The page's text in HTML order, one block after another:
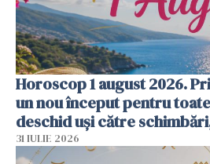
Horoscop 1 august 2026.
un nou început pentru
deschid uși către
31 IULIE 2026